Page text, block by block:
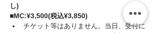
し)
■MC:¥3,500(税込¥3,850)
チケット等はありません。当日、受付に